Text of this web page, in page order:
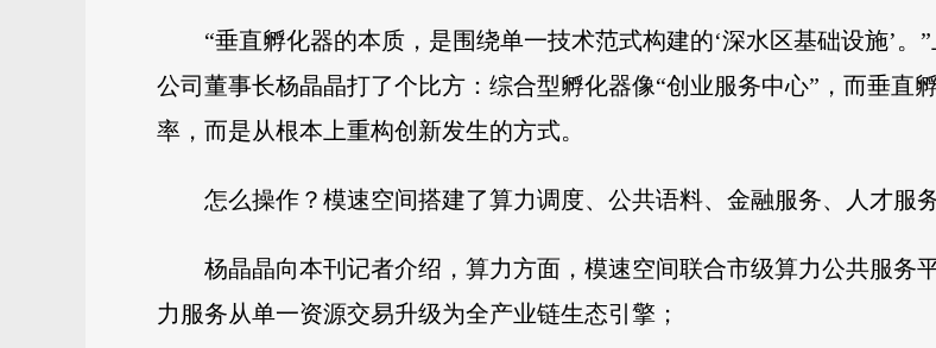
“垂直孵化器的本质，是围绕单一技术范式构建的‘深水区基础设施’
公司董事长杨晶晶打了个比方：综合型孵化器像“创业服务中心”，而垂直
率，而是从根本上重构创新发生的方式。
怎么操作？模速空间搭建了算力调度、公共语料、金融服务、人才服
杨晶晶向本刊记者介绍，算力方面，模速空间联合市级算力公共服务
力服务从单一资源交易升级为全产业链生态引擎；